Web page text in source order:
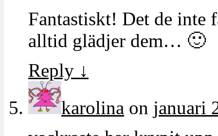
Fantastiskt! Det de inte
alltid glädjer dem… 🙂
Reply ↓
karolina on januari